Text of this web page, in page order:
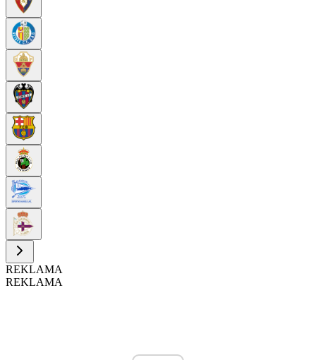
REKLAMA
REKLAMA